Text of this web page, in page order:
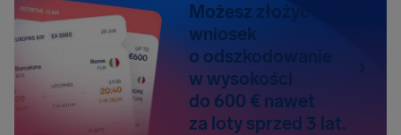
Możesz złożyć
wniosek
o odszkodowanie
w wysokości
do 600 € nawet
za loty sprzed 3 lat.